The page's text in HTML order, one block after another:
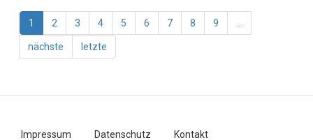
Seitennummerierung
Aktuelle
Seite
1 Seite
2 Seite
3 Seite
4 Seite
5 Seite
6 Seite
7 Seite
8 Seite
9
Nächste
Seite
nächste
Letzte
Seite
letzte
Impressum Datenschutz Kontakt